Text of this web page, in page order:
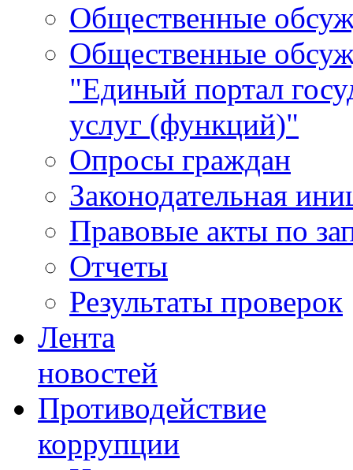
Общественные
Общественные
"Единый портал
услуг (функций)"
Опросы граждан
Законодательная
Правовые акты по
Отчеты
Результаты проверок
Лента
новостей
Противодействие
коррупции